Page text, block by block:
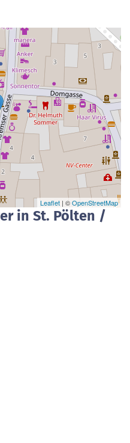
Leaflet | ©OpenStreetMap
in St. Pölten /